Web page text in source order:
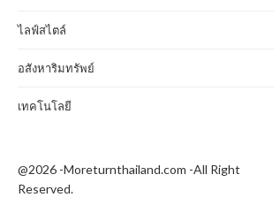
ไลฟ์สไตล์
อสังหาริมทรัพย์
เทคโนโลยี
@2026 -Moreturnthailand.com -All Right
Reserved.